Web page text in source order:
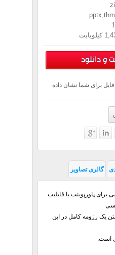
و دانلود
برای شما نشان داده
گالری تصاویر
پاورپوینت با قابلیت
یک رزومه کامل در این
است.